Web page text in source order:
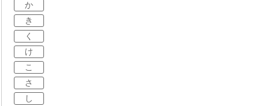
か
き
く
け
こ
さ
し